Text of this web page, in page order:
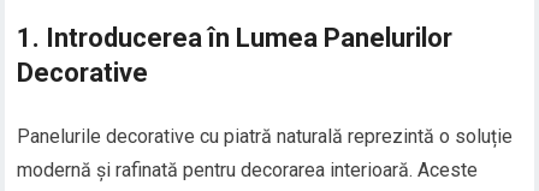
1. Introducerea în Lumea Panelurilor
Decorative
Panelurile decorative cu piatră naturală reprezintă o soluție
modernă și rafinată pentru decorarea interioară. Aceste